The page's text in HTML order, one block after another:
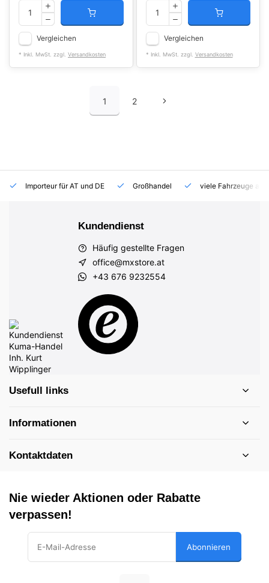
Vergleichen
* Inkl. MwSt. zzgl. Versandkosten
Vergleichen
* Inkl. MwSt. zzgl. Versandkosten
1 2
Importeur für AT und DE Großhandel viele Fahrzeuge auf
Kundendienst
Häufig gestellte Fragen
office@mxstore.at
+43 676 9232554
Usefull links
Informationen
Kontaktdaten
Nie wieder Aktionen oder Rabatte
verpassen!
Abonnieren